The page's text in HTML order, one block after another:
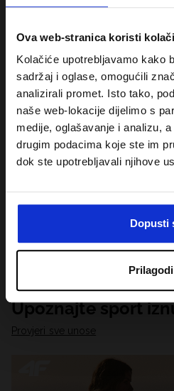
Ova web-stranica koristi
Kolačiće upotrebljavamo kako
sadržaj i oglase, omogućili
analizirali promet. Isto tako,
naše web-lokacije dijelimo s
medije, oglašavanje i analizu,
drugim podacima koje ste im
dok ste upotrebljavali njihove
Dopusti
Prilagodi
Upoznajte sport
Provjeri sve unose